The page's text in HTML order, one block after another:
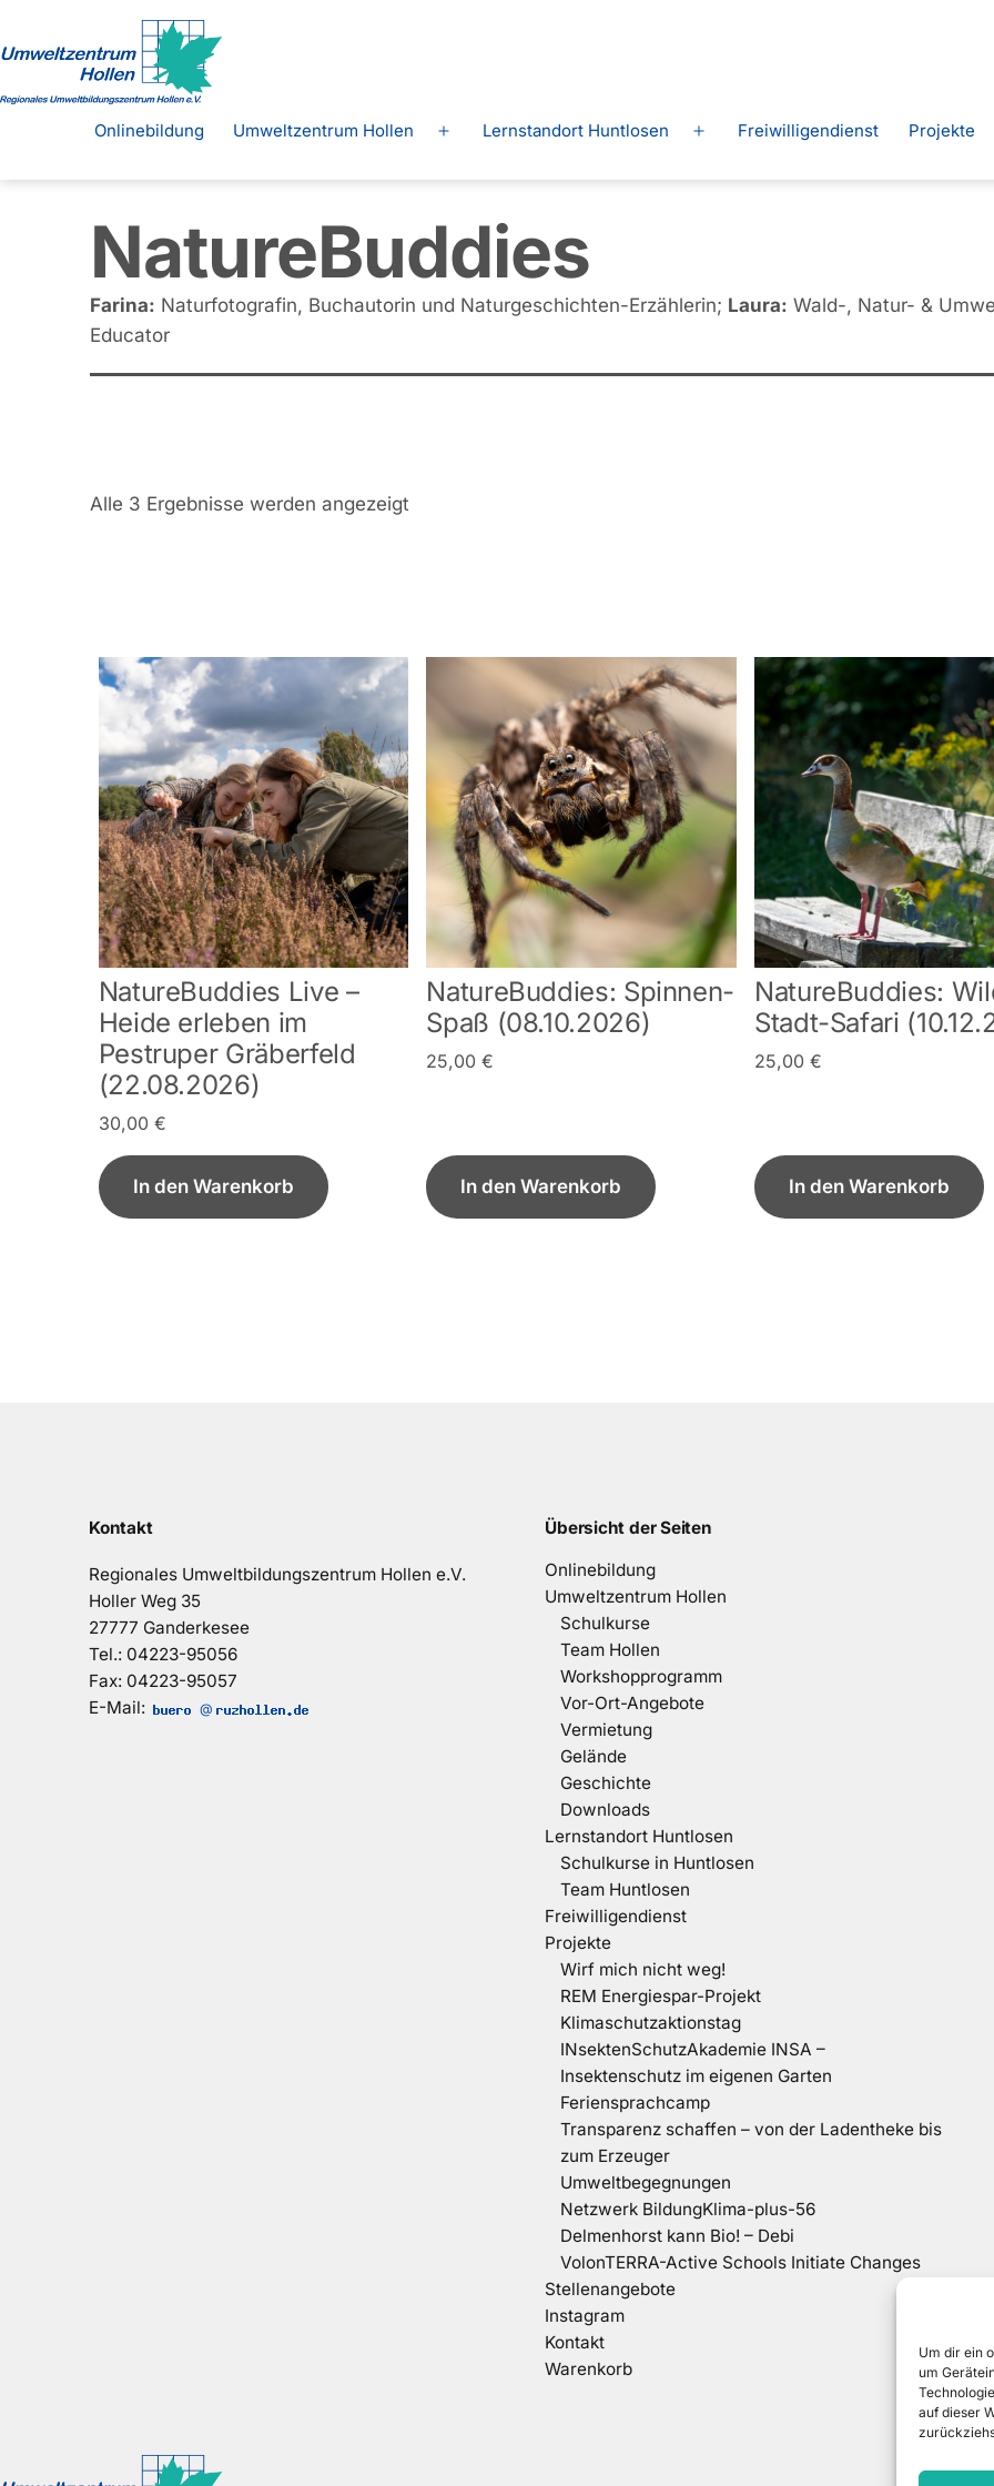
Um dir ein
um
auf dieser
Inhalt
Umweltbildungszentrum
Hollen
Onlinebildung Umweltzentrum Hollen
Menü
Lernstandort Huntlosen
Menü
Freiwilligendienst Projekte
NatureBuddies
Farina: Naturfotografin, Buchautorin und Naturgeschichten-Erzählerin; Laura: Wald-, Natur- &
Educator
Alle 3 Ergebnisse werden angezeigt
NatureBuddies Live –
Heide erleben im
Pestruper Gräberfeld
(22.08.2026)
30,00 €
In den Warenkorb
NatureBuddies: Spinnen-
Spaß (08.10.2026)
25,00€
In den Warenkorb
NatureBuddies:
Stadt-Safari
25,00 €
In den Warenkorb
Kontakt
Regionales Umweltbildungszentrum Hollen e.V.
Holler Weg 35
27777 Ganderkesee
Tel.: 04223-95056
Fax: 04223-95057
E-Mail:
@
Übersicht der Seiten
Onlinebildung
Umweltzentrum Hollen
Schulkurse
Team Hollen
Workshopprogramm
Vor-Ort-Angebote
Vermietung
Gelände
Geschichte
Downloads
Lernstandort Huntlosen
Schulkurse in Huntlosen
Team Huntlosen
Freiwilligendienst
Projekte
Wirf mich nicht weg!
REM Energiespar-Projekt
Klimaschutzaktionstag
INsektenSchutzAkademie INSA –
Insektenschutz im eigenen Garten
Feriensprachcamp
Transparenz schaffen – von der Ladentheke bis
zum Erzeuger
Umweltbegegnungen
Netzwerk BildungKlima-plus-56
Delmenhorst kann Bio! – Debi
VolonTERRA-Active Schools Initiate Changes
Stellenangebote
Instagram
Kontakt
Warenkorb